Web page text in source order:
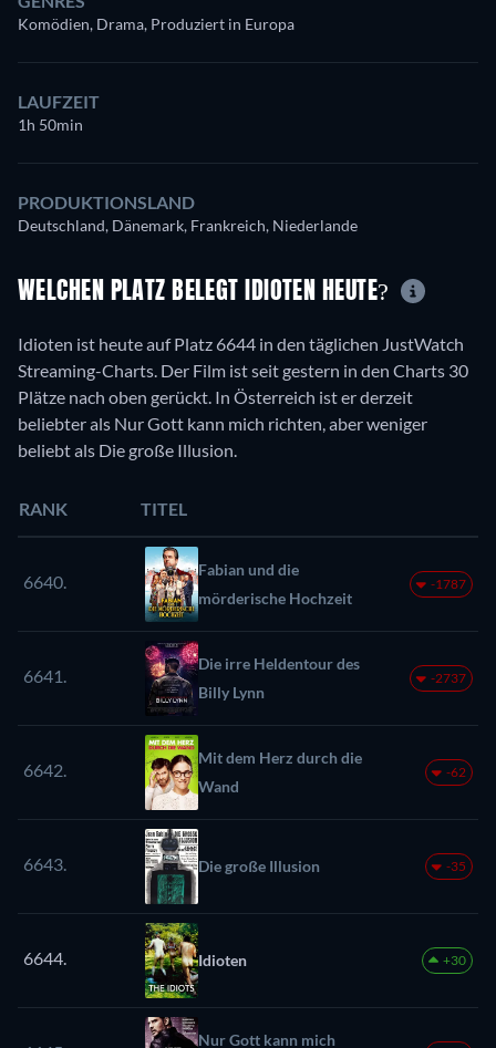
Komödien, Drama, Produziert in Europa
LAUFZEIT
1h 50min
PRODUKTIONSLAND
Deutschland, Dänemark, Frankreich, Niederlande
WELCHEN PLATZ BELEGT IDIOTEN HEUTE?
Idioten ist heute auf Platz 6644 in den täglichen JustWatch
Streaming-Charts. Der Film ist seit gestern in den Charts 30
Plätze nach oben gerückt. In Österreich ist er derzeit
beliebter als Nur Gott kann mich richten, aber weniger
beliebt als Die große Illusion.
RANK TITEL
6640.
Fabian und die
mörderische Hochzeit
-1787
6641.
Die irre Heldentour des
Billy Lynn
-2737
6642.
Mit dem Herz durch die
Wand
-62
6643. Die große Illusion -35
6644. Idioten +30
Nur Gott kann mich